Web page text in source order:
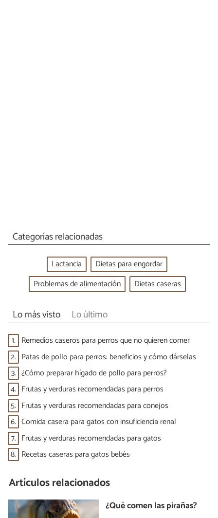
Categorías relacionadas
Lactancia
Dietas para engordar
Problemas de alimentación
Dietas caseras
Lo más visto Lo último
1. Remedios caseros para perros que no quieren comer
2. Patas de pollo para perros: beneficios y cómo dárselas
3. ¿Cómo preparar hígado de pollo para perros?
4. Frutas y verduras recomendadas para perros
5. Frutas y verduras recomendadas para conejos
6. Comida casera para gatos con insuficiencia renal
7. Frutas y verduras recomendadas para gatos
8. Recetas caseras para gatos bebés
Artículos relacionados
¿Qué comen las pirañas?